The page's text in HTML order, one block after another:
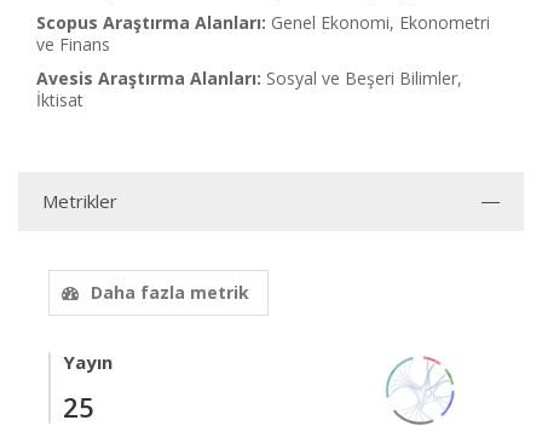
Scopus Araştırma Alanları: Genel Ekonomi, Ekonometri
ve Finans
Avesis Araştırma Alanları: Sosyal ve Beşeri Bilimler,
İktisat
Metrikler
Daha fazla metrik
Yayın
25